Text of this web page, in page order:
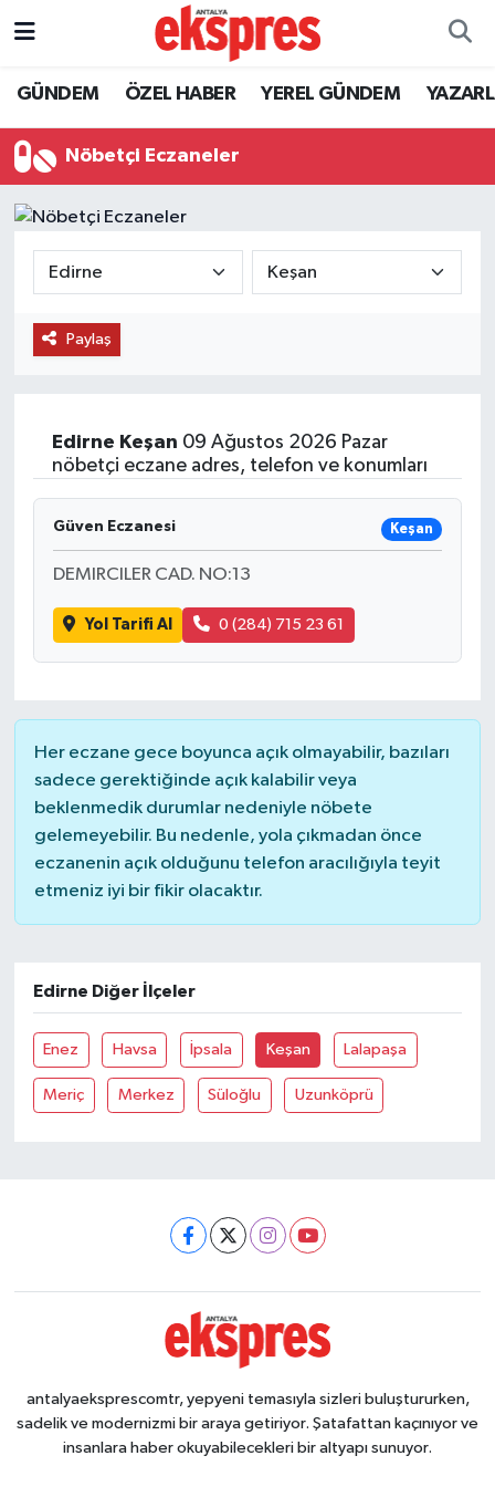
GÜNDEM ÖZEL HABER YEREL GÜNDEM
Nöbetçi Eczaneler
Paylaş
Edirne Keşan 09 Ağustos 2026 Pazar
nöbetçi eczane adres, telefon ve konumları
Güven Eczanesi Keşan
DEMIRCILER CAD. NO:13
Yol Tarifi Al 0 (284) 715 23 61
Her eczane gece boyunca açık olmayabilir, bazıları
sadece gerektiğinde açık kalabilir veya
beklenmedik durumlar nedeniyle nöbete
gelemeyebilir. Bu nedenle, yola çıkmadan önce
eczanenin açık olduğunu telefon aracılığıyla teyit
etmeniz iyi bir fikir olacaktır.
Edirne Diğer İlçeler
Enez Havsa İpsala Keşan Lalapaşa
Meriç Merkez Süloğlu Uzunköprü
antalyaeksprescomtr, yepyeni temasıyla sizleri buluştururken,
sadelik ve modernizmi bir araya getiriyor. Şatafattan kaçınıyor ve
insanlara haber okuyabilecekleri bir altyapı sunuyor.
ÖZEL HABER
EKONOMİ
SAĞLIK
DÜNYA
TURİZM
VİDEO HABERLER
YAZARLAR
RESMİ İLAN
MAGAZİN
Nöbetçi Eczaneler
Süper Lig Puan Durumu ve Fikstür